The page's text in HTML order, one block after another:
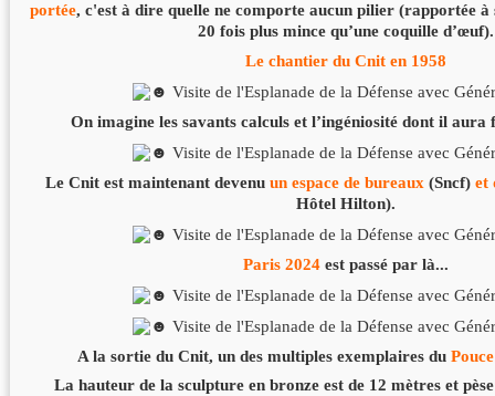
portée, c'est à dire quelle ne comporte aucun pilier (rapportée à
20 fois plus mince qu’une coquille d’œuf).
Le chantier du Cnit en 1958
On imagine les savants calculs et l’ingéniosité dont il
Le Cnit est maintenant devenu un espace de bureaux (Sncf) et
Hôtel Hilton).
Paris 2024 est passé par là...
A la sortie du Cnit, un des multiples exemplaires du
La hauteur de la sculpture en bronze est de 12 mètres et